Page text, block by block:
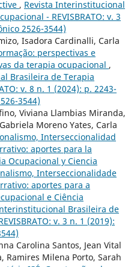
, Revista Interinstitucional
- REVISBRATO: v. 3
2526-3544)
Isadora Cardinalli, Carla
perspectivas e
da terapia ocupacional ,
Brasileira de Terapia
v. 8 n. 1 (2024): p. 2243-
3544)
Viviana Llambias Miranda,
Moreno Yates, Carla
Interseccionalidad
aportes para la
Ocupacional y Ciencia
Interseccionalidade
aportes para a
e Ciência
Brasileira de
v. 3 n. 1 (2019):
Carolina Santos, Jean Vital
Ramires Milena Porto, Sarah